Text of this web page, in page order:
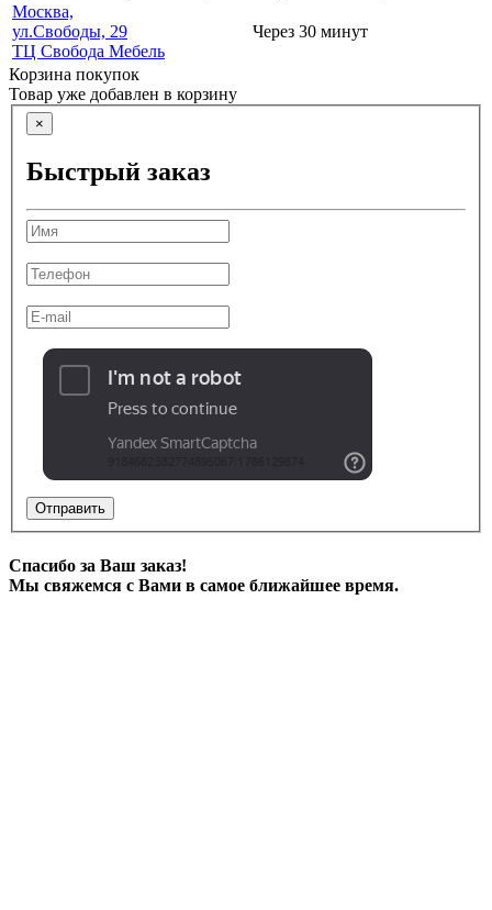
Москва,
ул.Свободы, 29
ТЦ Свобода Мебель
Через 30 минут
Корзина покупок
Товар уже добавлен в корзину
×
Быстрый заказ
Отправить
Спасибо за Ваш заказ!
Мы свяжемся с Вами в самое ближайшее время.